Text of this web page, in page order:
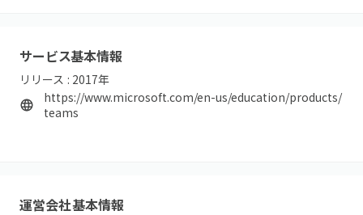
サービス基本情報
リリース : 2017年
https://www.microsoft.com/en-us/education/products/
teams
運営会社基本情報